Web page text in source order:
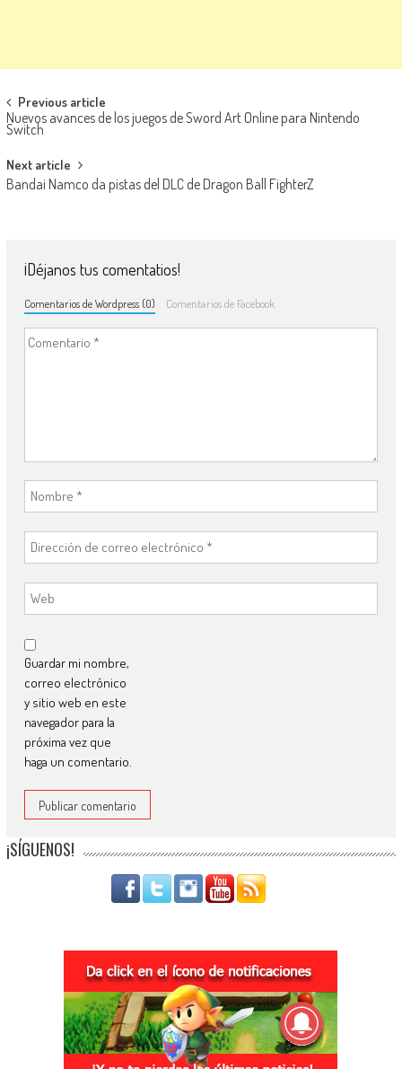
Navegación de entradas
Previous article
Nuevos avances de los juegos de Sword Art Online para Nintendo
Switch
Next article
Bandai Namco da pistas del DLC de Dragon Ball FighterZ
¡Déjanos tus comentatios!
Comentarios de Wordpress (0) Comentarios de Facebook
Guardar mi nombre,
correo electrónico
y sitio web en este
navegador para la
próxima vez que
haga un comentario.
¡SÍGUENOS!